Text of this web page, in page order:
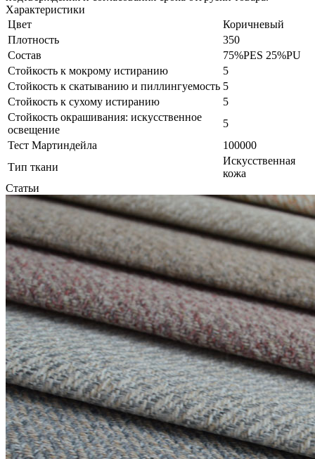
Характеристики
Цвет
Коричневый
Плотность
350
Состав
75%PES 25%PU
Стойкость к мокрому истиранию
5
Стойкость к скатыванию и пиллингуемость 5
Стойкость к сухому истиранию
5
Стойкость окрашивания: искусственное
освещение
5
Тест Мартиндейла
100000
Тип ткани
Искусственная
кожа
Статьи